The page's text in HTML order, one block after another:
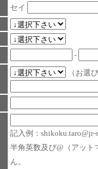
セイ
-
（お選
記入例：
半角英数及び@（アッ
ん。